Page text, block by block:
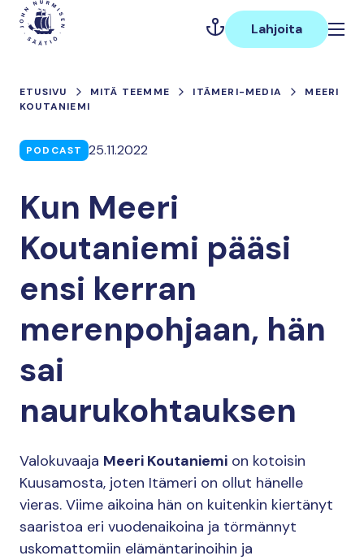
Hyppää
sisältöön
Päävalikko
Lahjoita
ETUSIVU MITÄ TEEMME ITÄMERI-MEDIA
MEERI
KOUTANIEMI
PODCAST 25.11.2022
Kun Meeri
Koutaniemi pääsi
ensi kerran
merenpohjaan, hän
sai
naurukohtauksen
Valokuvaaja Meeri Koutaniemi on kotoisin
Kuusamosta, joten Itämeri on ollut hänelle
vieras. Viime aikoina hän on kuitenkin kiertänyt
saaristoa eri vuodenaikoina ja törmännyt
uskomattomiin elämäntarinoihin ja